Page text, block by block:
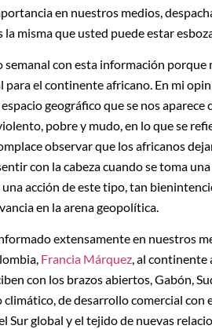
en nuestros medios,
la misma que usted puede estar
con esta información
para el continente africano. En mi
geográfico que se nos
pobre y mudo, en lo que se
observar que los africanos
con la cabeza cuando se toma
acción de este tipo, tan
en la arena geopolítica.
extensamente en nuestros
Francia Márquez, al continente
con los brazos abiertos, Gabón,
de desarrollo comercial con
Sur global y el tejido de nuevas